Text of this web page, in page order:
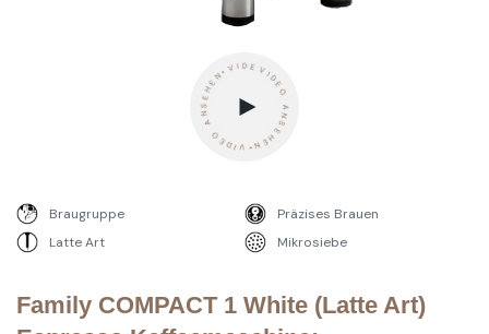
VIDEO ANSEHEN•VIDEO ANSEHEN•VIDEO ANSEHEN -
Braugruppe
Präzises Brauen
Latte Art
Mikrosiebe
Family COMPACT 1 White (Latte Art)